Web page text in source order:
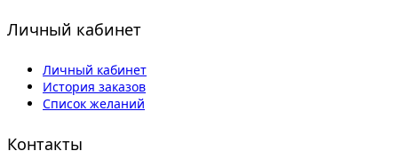
Личный кабинет
Личный кабинет
История заказов
Список желаний
Контакты